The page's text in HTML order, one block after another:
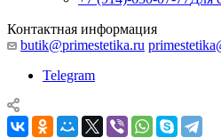
Контактная информация
butik@primestetika.ru
Telegram